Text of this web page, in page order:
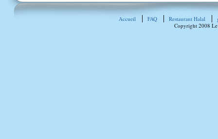
Accueil FAQ Restaurant Halal
Copyright 2008